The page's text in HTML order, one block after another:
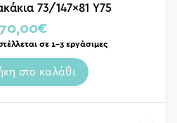
73/147×81 Υ75
€
σε 1-3 εργάσιμες
στο καλάθι